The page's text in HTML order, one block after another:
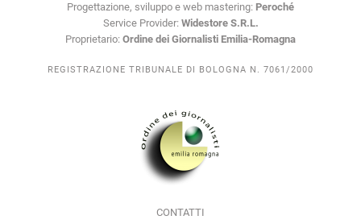
Progettazione, sviluppo e web mastering: Peroché
Service Provider: Widestore S.R.L.
Proprietario: Ordine dei Giornalisti Emilia-Romagna
REGISTRAZIONE TRIBUNALE DI BOLOGNA N. 7061/2000
CONTATTI